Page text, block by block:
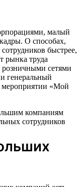
малый
О способах,
быстрее,
рынка труда
розничными сетями
генеральный
«Мой